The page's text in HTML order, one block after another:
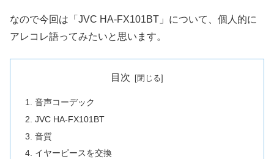
なので今回は「JVC HA-FX101BT」について、個人的に
アレコレ語ってみたいと思います。
目次
音声コーデック
JVC HA-FX101BT
音質
イヤーピースを交換